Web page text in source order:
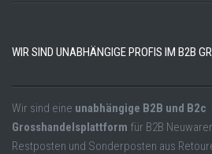
WIR SIND UNABHÄNGIGE PROFIS IM B2B
Wir sind eine unabhängige B2B und
Grosshandelsplattform für B2B
Restposten und Sonderposten aus